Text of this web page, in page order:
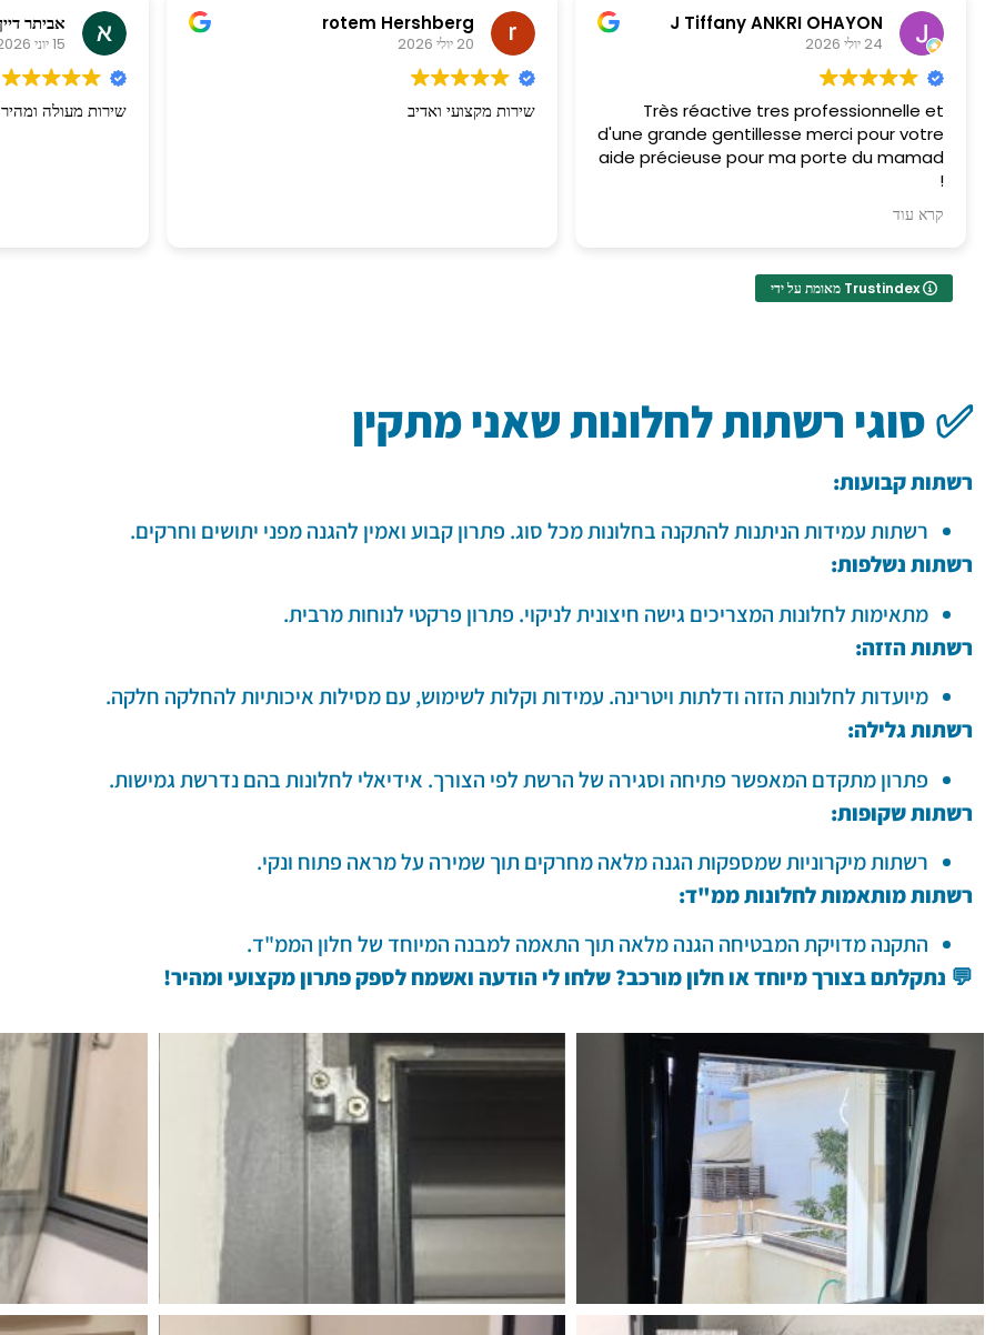
אביתר דיין
15 יוני 2026
שירות מעולה ומהיר
rotem Hershberg
20 יולי 2026
שירות מקצועי ואדיב
J Tiffany ANKRI OHAYON
24 יולי 2026
Très réactive tres professionnelle et
d'une grande gentillesse merci pour votre
aide précieuse pour ma porte du mamad
!
מאוד תגובתית, מאוד מקצועית ובעלת לב ענק. תודה
קרא עוד
מאומת על ידי Trustindex
✅סוגי רשתות לחלונות שאני מתקין
רשתות קבועות:
רשתות עמידות הניתנות להתקנה בחלונות מכל סוג. פתרון קבוע ואמין להגנה מפני יתושים וחרקים.
רשתות נשלפות:
מתאימות לחלונות המצריכים גישה חיצונית לניקוי. פתרון פרקטי לנוחות מרבית.
רשתות הזזה:
מיועדות לחלונות הזזה ודלתות ויטרינה. עמידות וקלות לשימוש, עם מסילות איכותיות להחלקה חלקה.
רשתות גלילה:
פתרון מתקדם המאפשר פתיחה וסגירה של הרשת לפי הצורך. אידיאלי לחלונות בהם נדרשת גמישות.
רשתות שקופות:
רשתות מיקרוניות שמספקות הגנה מלאה מחרקים תוך שמירה על מראה פתוח ונקי.
רשתות מותאמות לחלונות ממ"ד:
התקנה מדויקת המבטיחה הגנה מלאה תוך התאמה למבנה המיוחד של חלון הממ"ד.
💬 נתקלתם בצורך מיוחד או חלון מורכב? שלחו לי הודעה ואשמח לספק פתרון מקצועי ומהיר!